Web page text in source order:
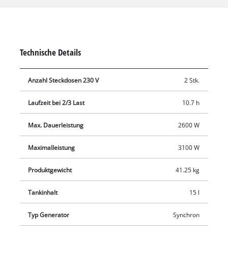
Liter-Tank ist mit einer praktischen Füllstandanzeige für den
anhaltenden Dauerbetrieb ausgerüstet. Ein Überlastschalter
und eine Ölmangelsicherung sorgen für den sicheren und
Technische Details
Anzahl Steckdosen 230 V 2 Stk.
Laufzeit bei 2/3 Last 10.7 h
Max. Dauerleistung 2600 W
Maximalleistung 3100 W
Produktgewicht 41.25 kg
Tankinhalt 15 l
Typ Generator Synchron